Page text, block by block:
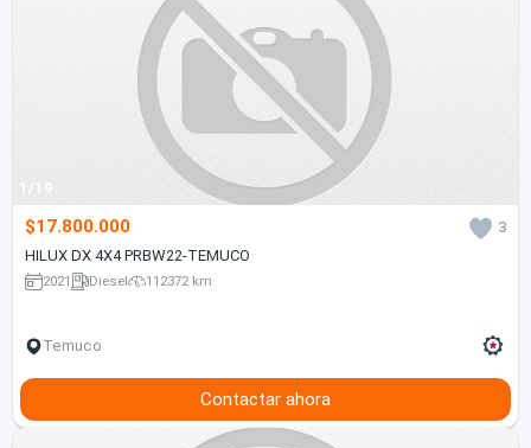
1/19
$17.800.000
3
HILUX DX 4X4 PRBW22-TEMUCO
2021 Diesel 112372 km
Temuco
Contactar ahora